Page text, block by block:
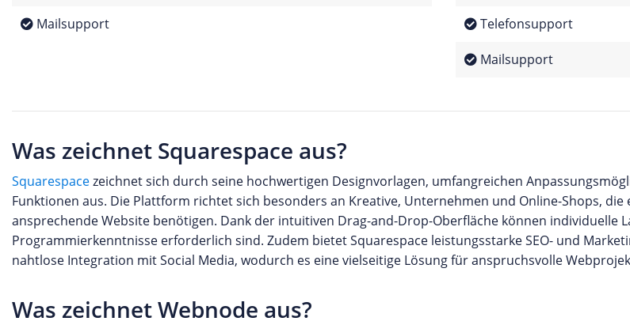
Mailsupport Telefonsupport
Mailsupport
Was zeichnet Squarespace aus?
Squarespacezeichnet sich durch seine hochwertigen Designvorlagen, umfangreichen
Funktionen aus. Die Plattform richtet sich besonders an Kreative, Unternehmen und Online-Shops,
ansprechende Website benötigen. Dank der intuitiven Drag-and-Drop-Oberfläche können individuelle
Programmierkenntnisse erforderlich sind. Zudem bietet Squarespace leistungsstarke SEO- und
nahtlose Integration mit Social Media, wodurch es eine vielseitige Lösung für anspruchsvolle
Was zeichnet Webnode aus?